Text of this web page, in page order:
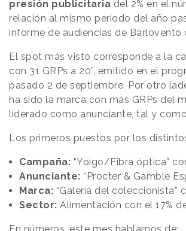
presión publicitaria del 2% en el
relación al mismo periodo del año
informe de audiencias de Barlovento
El spot más visto corresponde a la
con 31 GRPs a 20”, emitido en el
pasado 2 de septiembre. Por otro
ha sido la marca con más GRPs del
liderado como anunciante, tal y
Los primeros puestos por los
Campaña: “Yoigo/Fibra óptica”
Anunciante: “Procter & Gamble
Marca: “Galería del coleccionista”
Sector: Alimentación con el 17%
En números, este mes hablamos de: